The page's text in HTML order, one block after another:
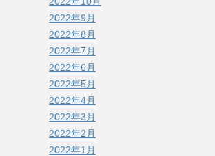
2022年9月
2022年8月
2022年7月
2022年6月
2022年5月
2022年4月
2022年3月
2022年2月
2022年1月